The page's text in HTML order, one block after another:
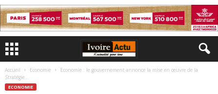
Accueil Economie
Economie : le gouvernement annonce la mise en œuvre de la
Stratégie...
ECONOMIE